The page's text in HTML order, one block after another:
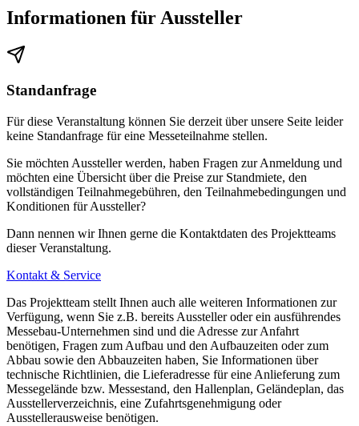
Informationen für Aussteller
Standanfrage
Für diese Veranstaltung können Sie derzeit über unsere Seite leider
keine Standanfrage für eine Messeteilnahme stellen.
Sie möchten Aussteller werden, haben Fragen zur Anmeldung und
möchten eine Übersicht über die Preise zur Standmiete, den
vollständigen Teilnahmegebühren, den Teilnahmebedingungen und
Konditionen für Aussteller?
Dann nennen wir Ihnen gerne die Kontaktdaten des Projektteams
dieser Veranstaltung.
Kontakt & Service
Das Projektteam stellt Ihnen auch alle weiteren Informationen zur
Verfügung, wenn Sie z.B. bereits Aussteller oder ein ausführendes
Messebau-Unternehmen sind und die Adresse zur Anfahrt
benötigen, Fragen zum Aufbau und den Aufbauzeiten oder zum
Abbau sowie den Abbauzeiten haben, Sie Informationen über
technische Richtlinien, die Lieferadresse für eine Anlieferung zum
Messegelände bzw. Messestand, den Hallenplan, Geländeplan, das
Ausstellerverzeichnis, eine Zufahrtsgenehmigung oder
Ausstellerausweise benötigen.